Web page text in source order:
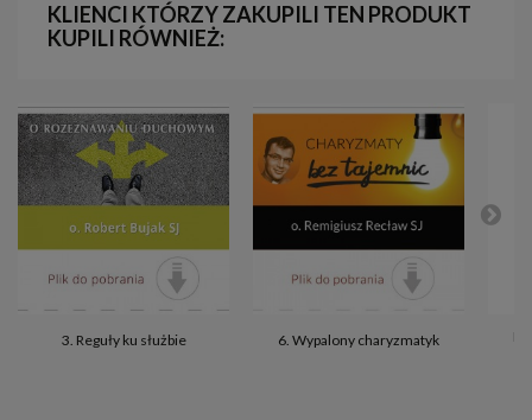
KLIENCI KTÓRZY ZAKUPILI TEN PRODUKT
KUPILI RÓWNIEŻ:
3. Reguły ku służbie 6. Wypalony charyzmatyk